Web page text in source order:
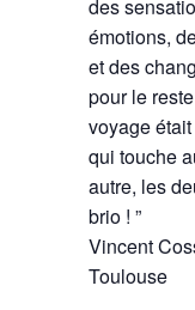
des
émotions,
et des
pour le
voyage
qui touche
autre, les
brio ! ”
Vincent
Toulouse